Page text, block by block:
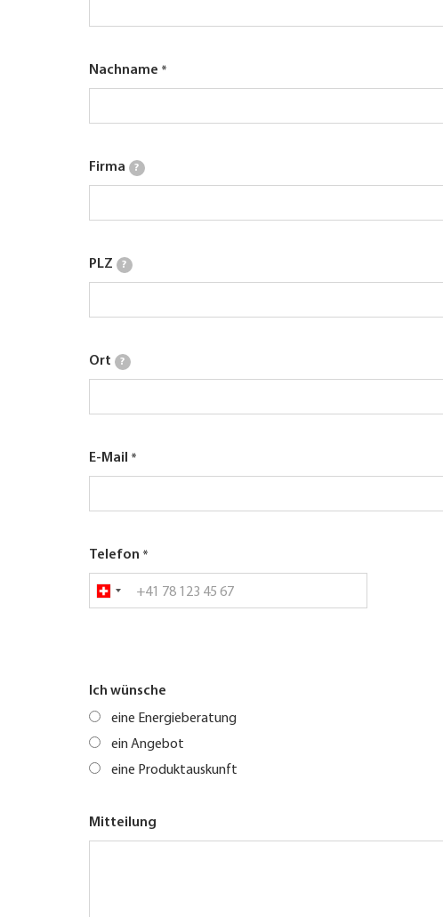
Nachname
Firma ?
PLZ ?
Ort ?
E-Mail
Telefon
Ich wünsche
eine Energieberatung
ein Angebot
eine Produktauskunft
Mitteilung